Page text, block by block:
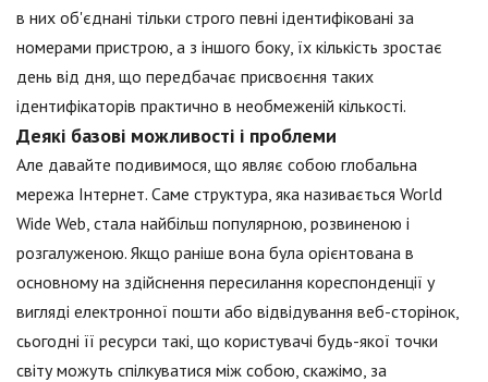
в них об'єднані тільки строго певні ідентифіковані за
номерами пристрою, а з іншого боку, їх кількість зростає
день від дня, що передбачає присвоєння таких
ідентифікаторів практично в необмеженій кількості.
Деякі базові можливості і проблеми
Але давайте подивимося, що являє собою глобальна
мережа Інтернет. Саме структура, яка називається World
Wide Web, стала найбільш популярною, розвиненою і
розгалуженою. Якщо раніше вона була орієнтована в
основному на здійснення пересилання кореспонденції у
вигляді електронної пошти або відвідування веб-сторінок,
сьогодні її ресурси такі, що користувачі будь-якої точки
світу можуть спілкуватися між собою, скажімо, за